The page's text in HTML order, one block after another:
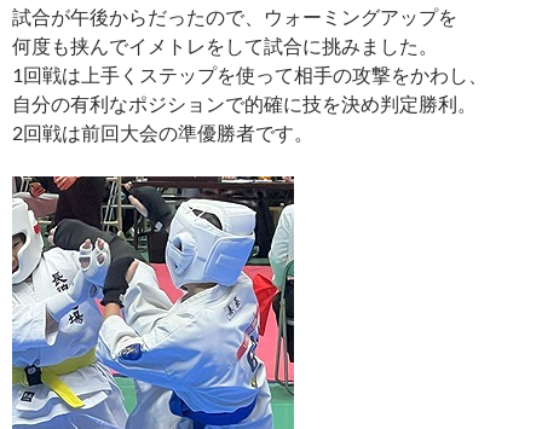
試合が午後からだったので、ウォーミングアップを
何度も挟んでイメトレをして試合に挑みました。
1回戦は上手くステップを使って相手の攻撃をかわし、
自分の有利なポジションで的確に技を決め判定勝利。
2回戦は前回大会の準優勝者です。